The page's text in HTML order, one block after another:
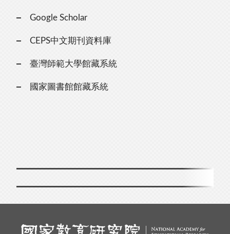
Google Scholar
CEPS中文期刊資料庫
臺灣師範大學館藏系統
國家圖書館館藏系統